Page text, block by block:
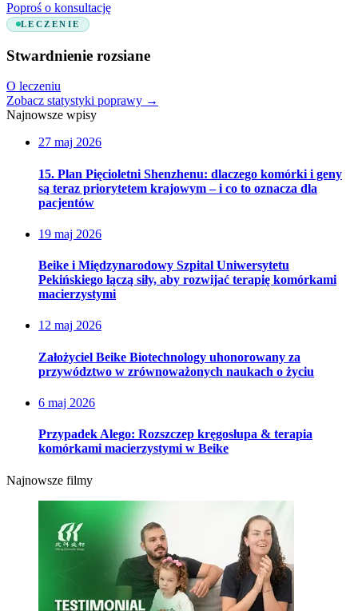
Poproś o konsultację
LECZENIE
Stwardnienie rozsiane
O leczeniu
Zobacz statystyki poprawy →
Najnowsze wpisy
27 maj 2026
15. Plan Pięcioletni Shenzhenu: dlaczego komórki i geny
są teraz priorytetem krajowym – i co to oznacza dla
pacjentów
19 maj 2026
Beike i Międzynarodowy Szpital Uniwersytetu
Pekińskiego łączą siły, aby rozwijać terapię komórkami
macierzystymi
12 maj 2026
Założyciel Beike Biotechnology uhonorowany za
przywództwo w zrównoważonych naukach o życiu
6 maj 2026
Przypadek Alego: Rozszczep kręgosłupa & terapia
komórkami macierzystymi w Beike
Najnowsze filmy